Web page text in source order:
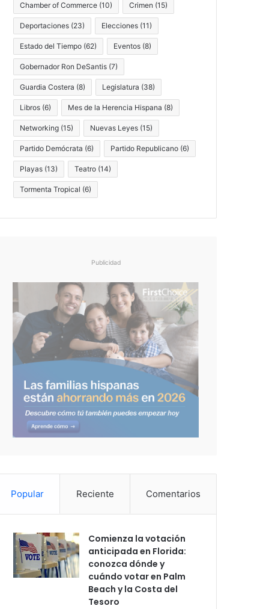
Chamber of Commerce (10) Crimen (15)
Deportaciones (23) Elecciones (11)
Estado del Tiempo (62) Eventos (8)
Gobernador Ron DeSantis (7)
Guardia Costera (8) Legislatura (38)
Libros (6) Mes de la Herencia Hispana (8)
Networking (15) Nuevas Leyes (15)
Partido Demócrata (6) Partido Republicano (6)
Playas (13) Teatro (14)
Tormenta Tropical (6)
Publicidad
Popular Reciente Comentarios
Comienza la votación
anticipada en Florida:
conozca dónde y
cuándo votar en Palm
Beach y la Costa del
Tesoro